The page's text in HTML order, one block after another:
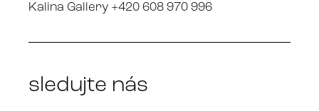
Kalina Gallery +420 608 970 996
sledujte nás